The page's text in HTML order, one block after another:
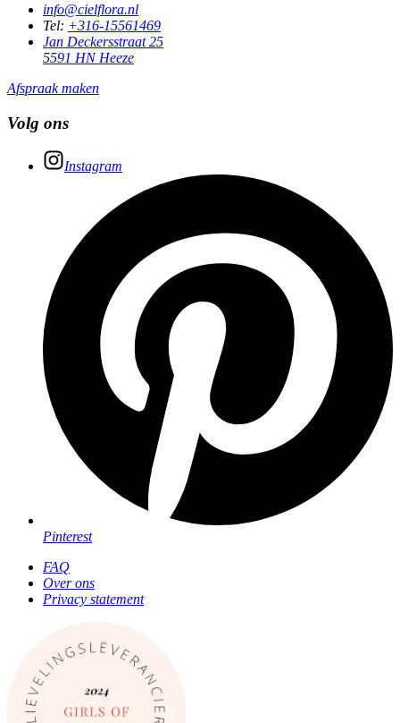
info@cielflora.nl
Tel: +316-15561469
Jan Deckersstraat 25
5591 HN Heeze
Afspraak maken
Volg ons
Instagram
Pinterest
FAQ
Over ons
Privacy statement